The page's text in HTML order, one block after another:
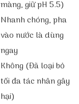
màng, giữ pH 5.5)
Nhanh chóng, pha
vào nước là dùng
ngay
Không (Đã loại bỏ
tối đa tác nhân gây
hại)